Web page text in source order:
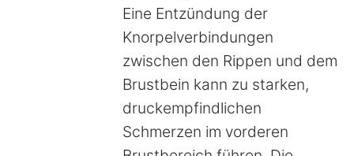
Eine Entzündung der
Knorpelverbindungen
zwischen den Rippen und dem
Brustbein kann zu starken,
druckempfindlichen
Schmerzen im vorderen